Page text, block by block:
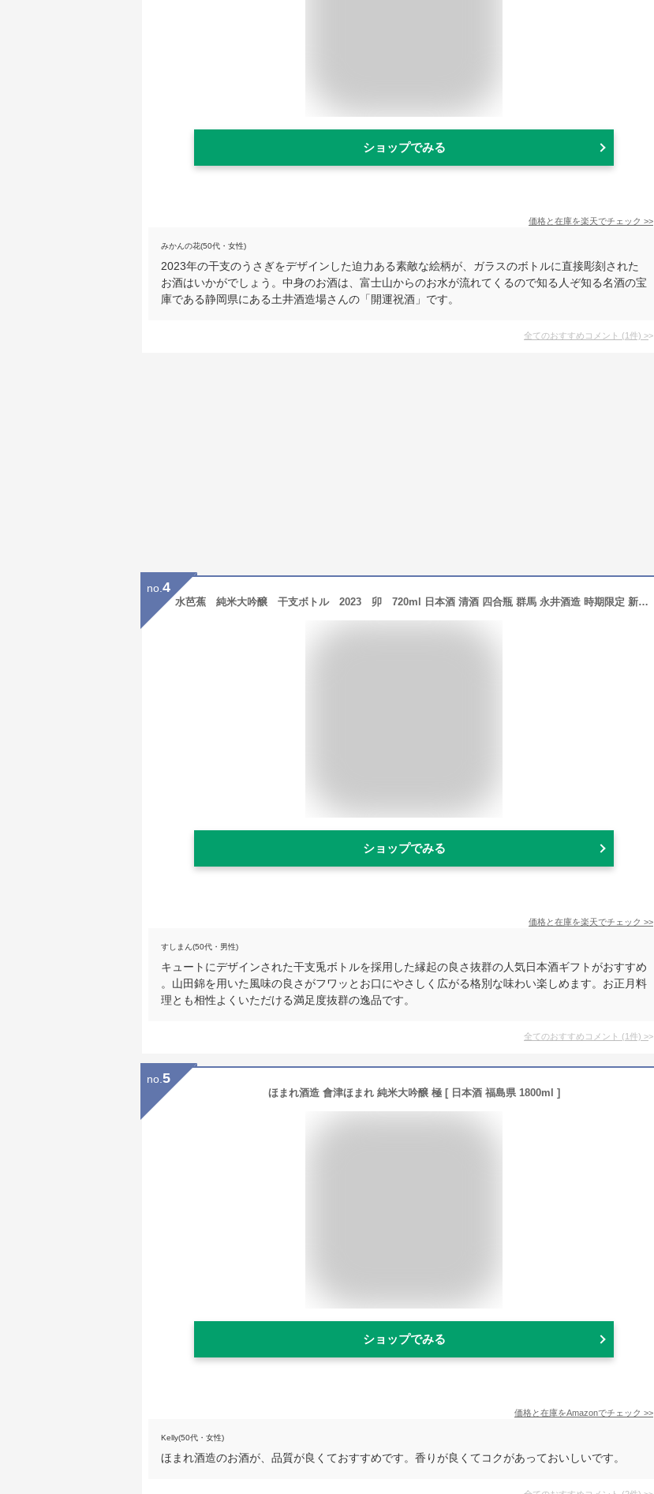
ショップでみる
価格と在庫を楽天でチェック >>
みかんの花(50代・女性)
2023年の干支のうさぎをデザインした迫力ある素敵な絵柄が、ガラスのボトルに直接彫刻された
お酒はいかがでしょう。中身のお酒は、富士山からのお水が流れてくるので知る人ぞ知る名酒の宝
庫である静岡県にある土井酒造場さんの「開運祝酒」です。
全てのおすすめコメント (1件) >
no. 4
水芭蕉 純米大吟醸 干支ボトル 2023 卯 720ml 日本酒 清酒 四合瓶 群馬 永井酒造 時期限定 新年 お正月 みずばしょう えと
ショップでみる
価格と在庫を楽天でチェック >>
すしまん(50代・男性)
キュートにデザインされた干支兎ボトルを採用した縁起の良さ抜群の人気日本酒ギフトがおすすめ
。山田錦を用いた風味の良さがフワッとお口にやさしく広がる格別な味わい楽しめます。お正月料
理とも相性よくいただける満足度抜群の逸品です。
全てのおすすめコメント (1件) >
no. 5
ほまれ酒造 會津ほまれ 純米大吟醸 極 [ 日本酒 福島県 1800ml ]
ショップでみる
価格と在庫をAmazonでチェック >>
Kelly(50代・女性)
ほまれ酒造のお酒が、品質が良くておすすめです。香りが良くてコクがあっておいしいです。